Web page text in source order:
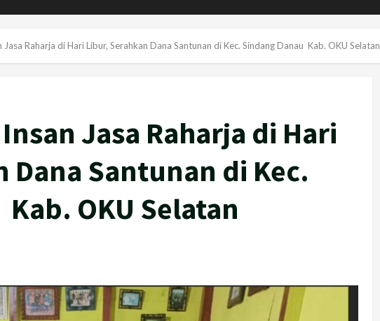
Jasa Raharja di Hari Libur, Serahkan Dana Santunan di Kec. Sindang Danau Kab. OKU Selatan
Jasa Raharja di Hari
Dana Santunan di Kec.
OKU Selatan